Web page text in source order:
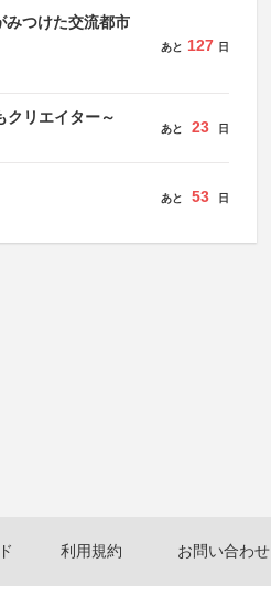
みつけた交流都市
あと 127 日
クリエイター～
あと 23 日
あと 53 日
利用規約 お問い合わせ